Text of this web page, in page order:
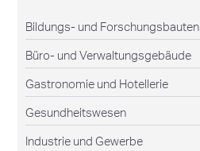
Bildungs- und Forschungsbauten
Büro- und Verwaltungsgebäude
Gastronomie und Hotellerie
Gesundheitswesen
Industrie und Gewerbe